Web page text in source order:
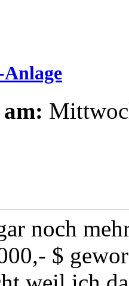
noch
$